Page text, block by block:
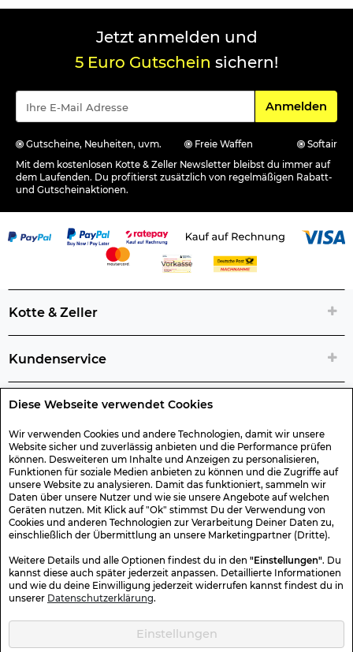
Diese Webseite verwendet Cookies
Wir verwenden Cookies und andere Technologien, damit wir unsere
Website sicher und zuverlässig anbieten und die Performance prüfen
können. Desweiteren um Inhalte und Anzeigen zu personalisieren,
Funktionen für soziale Medien anbieten zu können und die Zugriffe auf
unsere Website zu analysieren. Damit das funktioniert, sammeln wir
Daten über unsere Nutzer und wie sie unsere Angebote auf welchen
Geräten nutzen. Mit Klick auf "Ok" stimmst Du der Verwendung von
Cookies und anderen Technologien zur Verarbeitung Deiner Daten zu,
einschließlich der Übermittlung an unsere Marketingpartner (Dritte).
Weitere Details und alle Optionen findest du in den "Einstellungen". Du
kannst diese auch später jederzeit anpassen. Detaillierte Informationen
und wie du deine Einwilligung jederzeit widerrufen kannst findest du in
unserer Datenschutzerklärung.
Einstellungen
Jetzt anmelden und
5 Euro Gutschein sichern!
Für den
Anmelden
Gutscheine, Neuheiten, uvm. Freie Waffen
Softair
Mit dem kostenlosen Kotte & Zeller Newsletter bleibst du immer auf
dem Laufenden. Du profitierst zusätzlich von regelmäßigen Rabatt-
und Gutscheinaktionen.
Kotte & Zeller
Kundenservice
Rechtliche Artikelinfos
Geschenk-Gutscheine
Versand & Rücksendung
Sicher Einkaufen
Kotte & Zeller 2026 © Alle Rechte vorbehalten. Die durchgestrichenen